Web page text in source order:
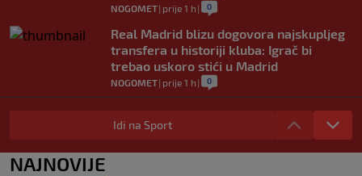
NOGOMET| prije 1 h | 0
Real Madrid blizu dogovora najskupljeg
transfera u historiji kluba: Igrač bi
trebao uskoro stići u Madrid
NOGOMET| prije 1 h | 0
Lara Gut-Behrami završila karijeru:
Jedna od najvećih skijašica svih
0
Idi na Sport
NAJNOVIJE